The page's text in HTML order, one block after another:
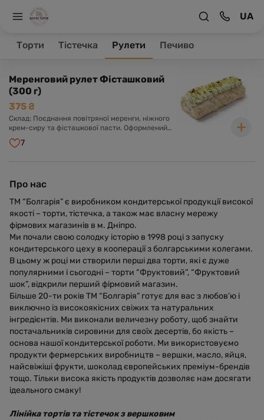
UA
Торти Тістечка Рулети Печиво
На головну
Рулети
Меренговий рулет Фісташковий
(300 г)
375 ₴
Склад: Поєднання повітряної меренги, ніжного
крем-сиру та фісташкової пасти. Оформлений
крем-сиром та фісташкою.
7
Про нас
ТМ “Болгарія” є виробником кондитерської продукції високої
якості – торти, тістечка, а також має власну мережу
фірмових магазинів в м. Дніпро.
Ми почали свою солодку історію в 1998 році з запуску
кондитерського цеху в кооперації з болгарськими колегами.
В цьому ж році ми створили перші два торти, які є дуже
популярними і сьогодні – торти “Фруктовий”, “Фруктовий
шок”, відкрили перший фірмовий магазин.
Більше 20-ти років ТМ “Болгарія” готує для вас з любов’ю і
виключно із високоякісних свіжих та натуральних
інгредієнтів. Ми виконали величезну роботу, щоб знайти
постачальників сировини для своїх десертів, бо якість –
основа нашої кондитерської роботи. Ми використовуємо
продукти фермерських виробництв – вершки, масло, яйця,
найсвіжіші фрукти, шоколад європейських преміум-брендів
тощо. Тільки висока якість продуктів дозволяє нам досягати
ідеального смаку!
Лінійка тортів та тістечок з вершковим